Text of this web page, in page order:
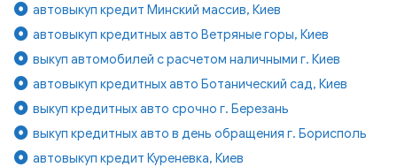
автовыкуп кредит Минский массив, Киев
автовыкуп кредитных авто Ветряные горы, Киев
выкуп автомобилей с расчетом наличными г. Киев
автовыкуп кредитных авто Ботанический сад, Киев
выкуп кредитных авто срочно г. Березань
выкуп кредитных авто в день обращения г. Борисполь
автовыкуп кредит Куреневка, Киев